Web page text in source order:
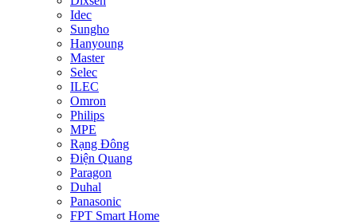
Idec
Sungho
Hanyoung
Master
Selec
ILEC
Omron
Philips
MPE
Rạng Đông
Điện Quang
Paragon
Duhal
Panasonic
FPT Smart Home